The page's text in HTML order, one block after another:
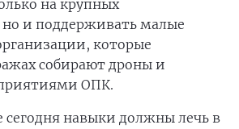
на крупных
и поддерживать малые
которые
собирают дроны и
ОПК.
сегодня навыки должны лечь в